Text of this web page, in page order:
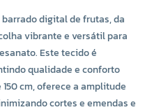
digital de frutas, da
vibrante e versátil para
Este tecido é
qualidade e conforto
cm, oferece a amplitude
cortes e emendas e